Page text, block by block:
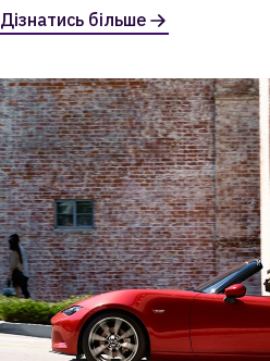
Дізнатись більше